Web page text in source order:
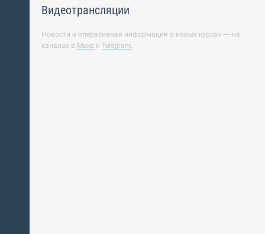
Видеотрансляции
Новости и оперативная информация о новых курсах — на
каналах в Макс и Telegram.